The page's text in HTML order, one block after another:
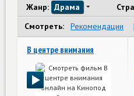
Жанр: Драма
Смотреть:
Рекомендации
В центре внимания